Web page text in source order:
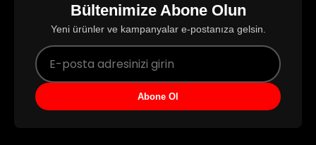
Bültenimize Abone Olun
Yeni ürünler ve kampanyalar e-postanıza gelsin.
Abone Ol